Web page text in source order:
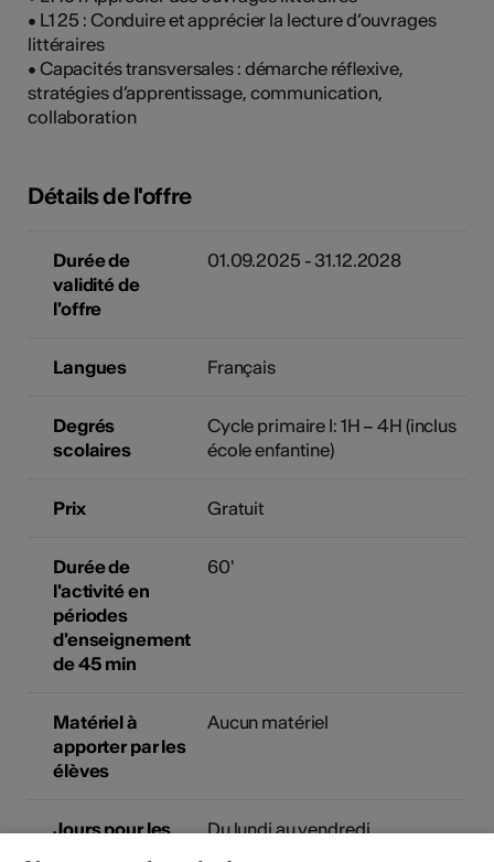
• L1 25 : Conduire et apprécier la lecture d‘ouvrages
littéraires
• Capacités transversales : démarche réflexive,
stratégies d’apprentissage, communication,
collaboration
Détails de l'offre
Durée de
validité de
l'offre
01.09.2025 - 31.12.2028
Langues Français
Degrés
scolaires
Cycle primaire I: 1H – 4H (inclus
école enfantine)
Prix Gratuit
Durée de
l'activité en
périodes
d'enseignement
de 45 min
60'
Matériel à
apporter par les
élèves
Aucun matériel
Jours pour les
Du lundi au vendredi